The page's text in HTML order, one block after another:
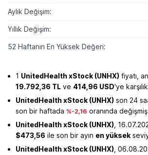
Aylık Değişim:
Yıllık Değişim:
52 Haftanın En Yüksek Değeri:
1 UnitedHealth xStock (UNHX) fiyatı,
19.792,36 TL ve 414,96 USD'ye
UnitedHealth xStock (UNHX) son 24
son bir haftada %-2,16 oranında
UnitedHealth xStock (UNHX) ,
$473,56 ile son bir ayın en yüksek
UnitedHealth xStock (UNHX) ,